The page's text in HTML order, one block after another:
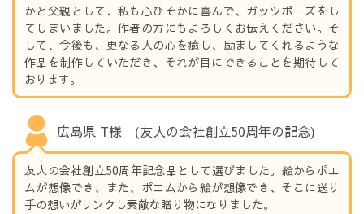
かと父親として、私も心ひそかに喜んで、ガッツポーズをし
てしまいました。作者の方にもよろしくお伝えください。そ
して、今後も、更なる人の心を癒し、励ましてくれるような
作品を制作していただき、それが目にできることを期待して
おります。
広島県 T様 (友人の会社創立50周年の記念)
友人の会社創立50周年記念品として選びました。絵からポエ
ムが想像でき、また、ポエムから絵が想像でき、そこに送り
手の想いがリンクし素敵な贈り物になりました。